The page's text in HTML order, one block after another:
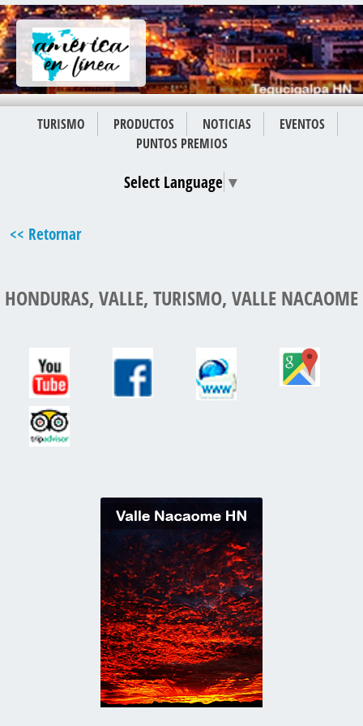
TURISMO PRODUCTOS NOTICIAS
EVENTOS
PUNTOS PREMIOS
Select Language ▼
<< Retornar
HONDURAS, VALLE, TURISMO, VALLE NACAOME